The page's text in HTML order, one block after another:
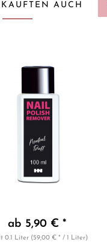
AUCH
ab 5,90 € *
0.1 Liter (59,00 € * / 1 Liter)